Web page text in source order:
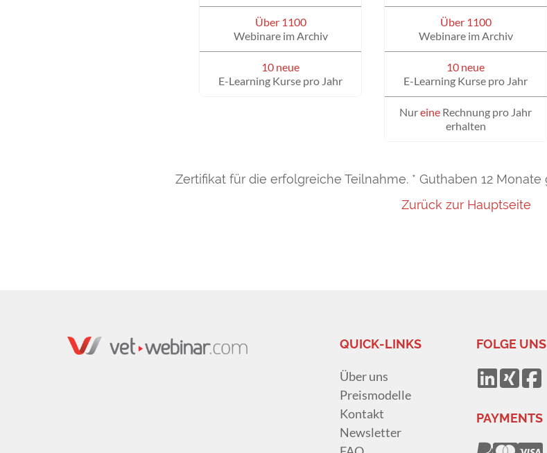
Über 1100
Webinare im Archiv
10 neue
E-Learning Kurse pro Jahr
Über 1100
Webinare im Archiv
10 neue
E-Learning Kurse pro Jahr
Nureine Rechnung pro Jahr
erhalten
Zertifikat für die erfolgreiche Teilnahme. * Guthaben 12
Zurück zur Hauptseite
QUICK-LINKS
Über uns
Preismodelle
Kontakt
Newsletter
FOLGE UNS
PAYMENTS